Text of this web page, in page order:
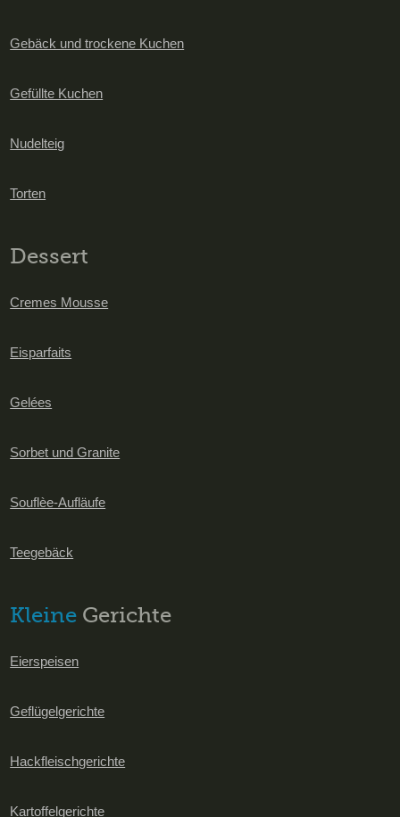
Gebäck und trockene Kuchen
Gefüllte Kuchen
Nudelteig
Torten
Dessert
Cremes Mousse
Eisparfaits
Gelées
Sorbet und Granite
Souflèe-Aufläufe
Teegebäck
Kleine Gerichte
Eierspeisen
Geflügelgerichte
Hackfleischgerichte
Kartoffelgerichte